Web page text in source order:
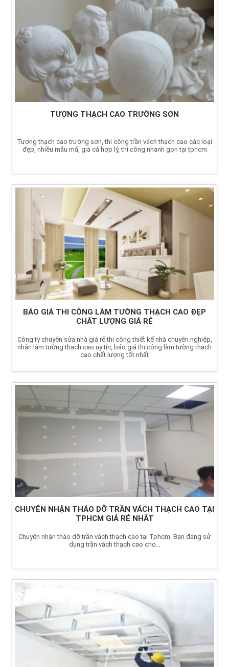
TƯỢNG THẠCH CAO TRƯỜNG SƠN
Tượng thạch cao trường sơn, thi công trần vách thạch cao các loại
đẹp, nhiều mẫu mã, giá cả hợp lý, thi công nhanh gọn tại tphcm
BÁO GIÁ THI CÔNG LÀM TƯỜNG THẠCH CAO ĐẸP
CHẤT LƯỢNG GIÁ RẺ
Công ty chuyên sửa nhà giá rẻ thi công thiết kế nhà chuyên nghiệp,
nhận làm tường thạch cao uy tín, báo giá thi công làm tường thạch
cao chất lượng tốt nhất
CHUYÊN NHẬN THÁO DỠ TRẦN VÁCH THẠCH CAO TẠI
TPHCM GIÁ RẺ NHẤT
Chuyên nhận tháo dỡ trần vách thạch cao tại Tphcm. Bạn đang sử
dụng trần vách thạch cao cho...